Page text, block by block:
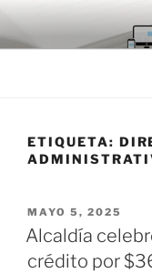
Saltar
al
contenido
ETIQUETA:
PUBLICADO
EL
MAYO 5, 2025
Alcaldía
crédito por